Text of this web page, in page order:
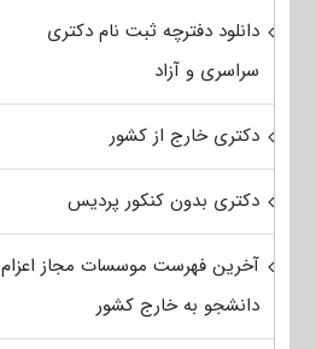
دانلود دفترچه ثبت نام دکتری
سراسری و آزاد
دکتری خارج از کشور
دکتری بدون کنکور پردیس
آخرین فهرست موسسات مجاز اعزام
دانشجو به خارج کشور